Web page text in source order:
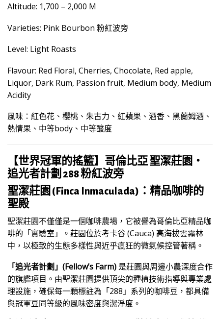
曬
數
Altitude: 1,700 – 2,000 M
Varieties: Pink Bourbon 粉紅波旁
Level: Light Roasts
Flavour: Red Floral, Cherries, Chocolate, Red apple,
Liquor, Dark Rum, Passion fruit, Medium body, Medium
Acidity
風味：紅色花、櫻桃、朱古力、紅蘋果、酒香、黑蘭姆酒、
熱情果、中等body、中等酸度
【世界冠軍的搖籃】哥倫比亞 聖潔莊園・
追光者計劃 288 粉紅波旁
聖潔莊園 (Finca Inmaculada)：精品咖啡的
聖殿
聖潔莊園不僅僅是一個咖啡農場，它被譽為哥倫比亞精品咖
啡的「實驗室」。莊園位於考卡谷 (Cauca) 高海拔雲霧林
中，以極致的生態多樣性與近乎瘋狂的微氣候控管著稱。
「追光者計劃」(Fellow’s Farm) 是莊園與周邊小農深度合作
的旗艦項目。由聖潔莊園提供頂尖的種植技術指導與專業處
理設施，確保每一顆標註為「288」系列的咖啡豆，都具備
與冠軍豆同等級的風味密度與潔淨度。